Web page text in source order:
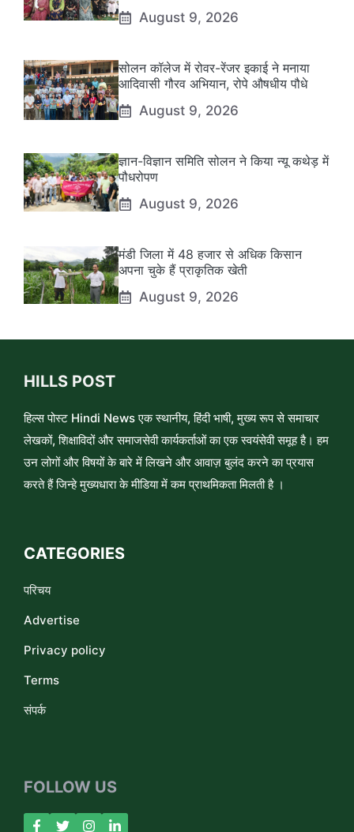
August 9, 2026
सोलन कॉलेज में रोवर-रेंजर इकाई ने मनाया
आदिवासी गौरव अभियान, रोपे औषधीय पौधे
August 9, 2026
ज्ञान-विज्ञान समिति सोलन ने किया न्यू कथेड़ में
पौधरोपण
August 9, 2026
मंडी जिला में 48 हजार से अधिक किसान
अपना चुके हैं प्राकृतिक खेती
August 9, 2026
HILLS POST
हिल्स पोस्ट Hindi News एक स्थानीय, हिंदी भाषी, मुख्य रूप से समाचार
लेखकों, शिक्षाविदों और समाजसेवी कार्यकर्ताओं का एक स्वयंसेवी समूह है। हम
उन लोगों और विषयों के बारे में लिखने और आवाज़ बुलंद करने का प्रयास
करते हैं जिन्हे मुख्यधारा के मीडिया में कम प्राथमिकता मिलती है ।
CATEGORIES
परिचय
Advertise
Privacy policy
Terms
संपर्क
FOLLOW US